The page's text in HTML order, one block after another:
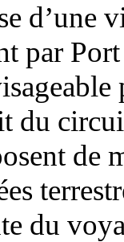
d’une
par
du
de
du